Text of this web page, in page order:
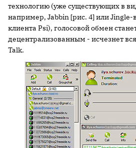
технологию (уже существующих в
например, Jabbin [рис. 4] или Jingle-
клиента Psi), голосовой обмен
децентрализованным - исчезнет
Talk.